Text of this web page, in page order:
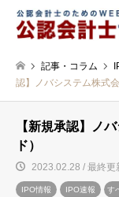
記事・コラム
認】ノバシステム株式
【新規承認】ノ
ド）
2023.02.28 / 最終
IPO情報 IPO速報 す